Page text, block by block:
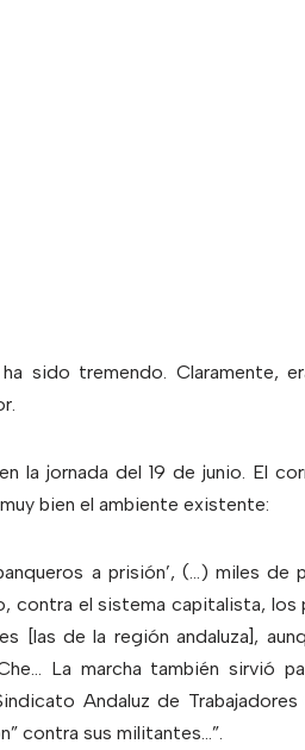
sido tremendo. Claramente,
la jornada del 19 de junio. El
bien el ambiente existente:
a prisión’, (…) miles de
contra el sistema capitalista,
[las de la región andaluza],
La marcha también sirvió
Andaluz de
contra sus militantes…”.